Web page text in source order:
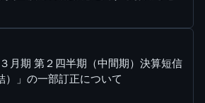
月期 第２四半期（中間期）決算短信
）」の一部訂正について